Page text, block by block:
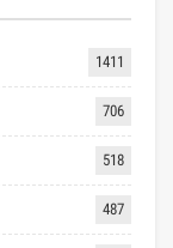
1411
706
518
487